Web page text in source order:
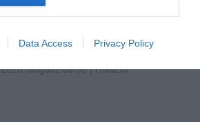
Data Access Privacy Policy
HOLTAN SZÁLLÍTOTTÁK HAZA A 80 ÉVES
2026. augusztus 06|Riasztó